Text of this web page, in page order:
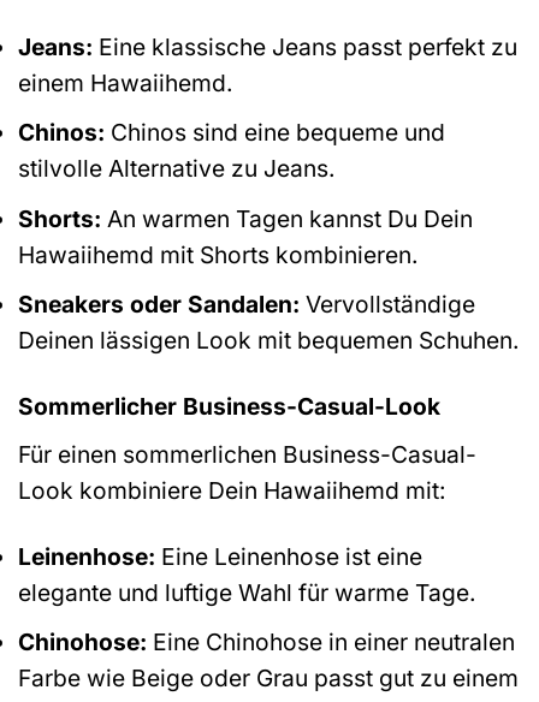
Jeans: Eine klassische Jeans passt perfekt zu
einem Hawaiihemd.
Chinos: Chinos sind eine bequeme und
stilvolle Alternative zu Jeans.
Shorts: An warmen Tagen kannst Du Dein
Hawaiihemd mit Shorts kombinieren.
Sneakers oder Sandalen: Vervollständige
Deinen lässigen Look mit bequemen Schuhen.
Sommerlicher Business-Casual-Look
Für einen sommerlichen Business-Casual-
Look kombiniere Dein Hawaiihemd mit:
Leinenhose: Eine Leinenhose ist eine
elegante und luftige Wahl für warme Tage.
Chinohose: Eine Chinohose in einer neutralen
Farbe wie Beige oder Grau passt gut zu einem